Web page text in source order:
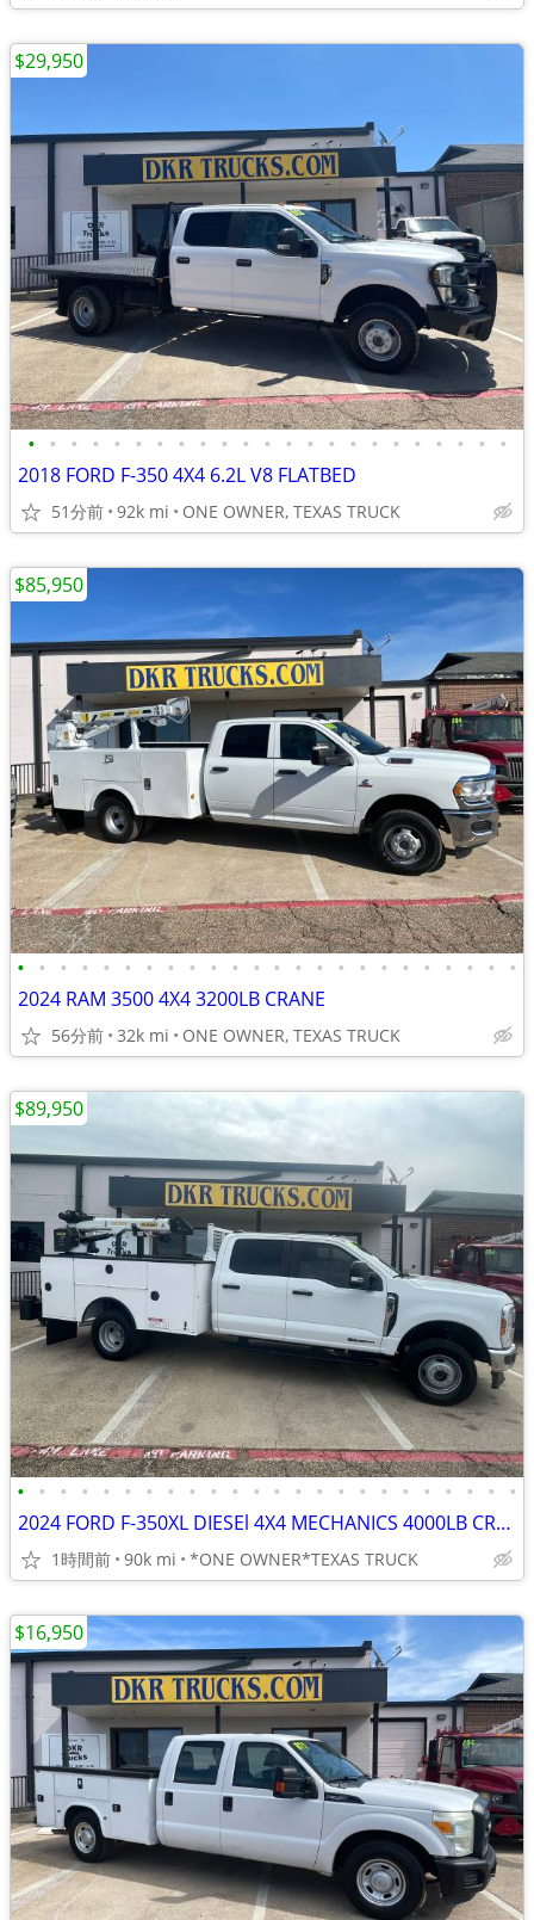
• • • • • • • • • • • • • • • • • • • • • • •
2018 FORD F-350 4X4 6.2L V8 FLATBED
51分前 92k mi ONE OWNER, TEXAS TRUCK
$29,950
• • • • • • • • • • • • • • • • • • • • • • • •
2024 RAM 3500 4X4 3200LB CRANE
56分前 32k mi ONE OWNER, TEXAS TRUCK
$85,950
• • • • • • • • • • • • • • • • • • • • • • • •
2024 FORD F-350XL DIESEl 4X4 MECHANICS 4000LB CRANE TRUCK
1時間前 90k mi *ONE OWNER*TEXAS TRUCK
$89,950
$16,950